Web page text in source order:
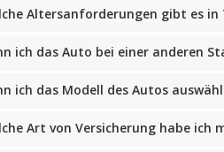
Altersanforderungen gibt es in
ich das Auto bei einer anderen
ich das Modell des Autos
Art von Versicherung habe ich